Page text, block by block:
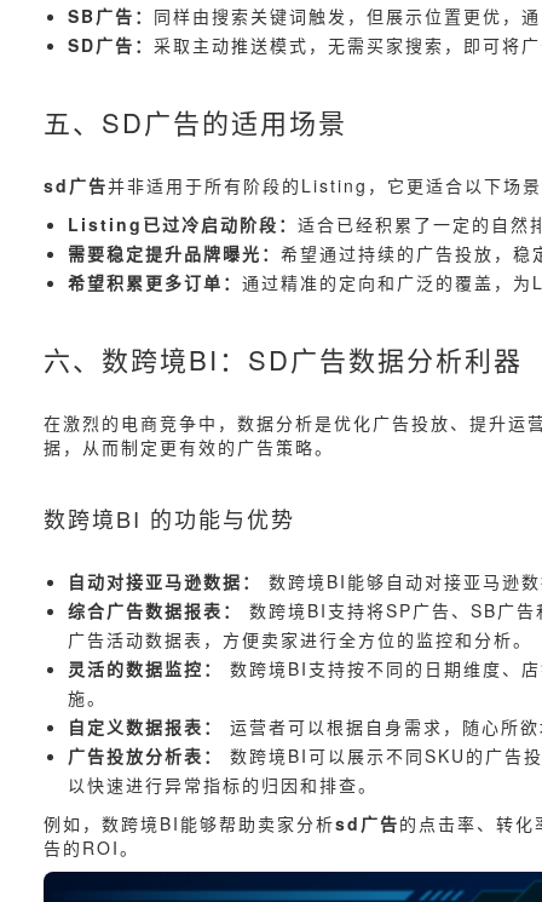
SB广告： 同样由搜索关键词触发，但展示位置更优，
SD广告： 采取主动推送模式，无需买家搜索，即可将
五、SD广告的适用场景
sd广告并非适用于所有阶段的Listing，它更适合以下场
Listing已过冷启动阶段： 适合已经积累了一定的自
需要稳定提升品牌曝光： 希望通过持续的广告投放，
希望积累更多订单： 通过精准的定向和广泛的覆盖，
六、数跨境BI：SD广告数据分析利器
在激烈的电商竞争中，数据分析是优化广告投放、提升
据，从而制定更有效的广告策略。
数跨境BI 的功能与优势
自动对接亚马逊数据：
数跨境BI能够自动对接亚马逊
综合广告数据报表：
数跨境BI支持将SP广告、SB广告
广告活动数据表，方便卖家进行全方位的监控和分析。
灵活的数据监控：
数跨境BI支持按不同的日期维度、
施。
自定义数据报表：
运营者可以根据自身需求，随心所
广告投放分析表：
数跨境BI可以展示不同SKU的广告
以快速进行异常指标的归因和排查。
例如，数跨境BI能够帮助卖家分析sd广告的点击率、转
告的ROI。